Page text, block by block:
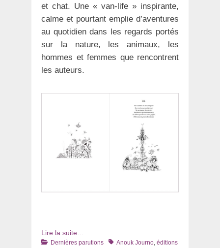
et chat. Une « van-life » inspirante,
calme et pourtant emplie d’aventures
au quotidien dans les regards portés
sur la nature, les animaux, les
hommes et femmes que rencontrent
les auteurs.
Lire la suite…
Catégories
Dernières parutions TagsAnouk Journo, éditions